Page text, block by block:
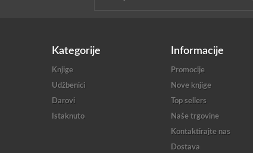
Kategorije
Knjige
Udžbenici
Darovi
Istaknuto
Informacije
Promocije
Nove knjige
Top sellers
Naše trgovine
Kontaktirajte nas
Dostava